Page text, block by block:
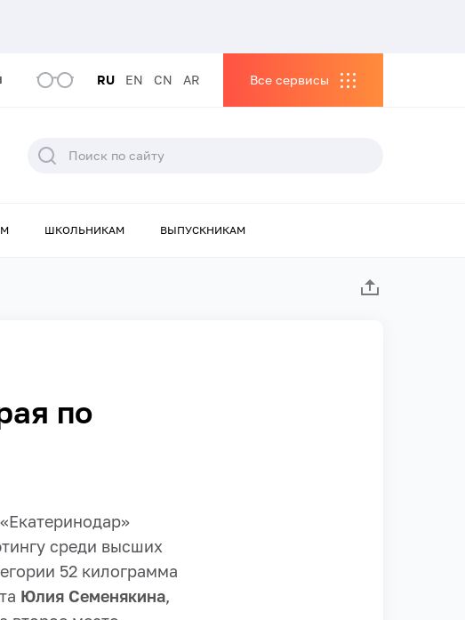
RU EN CN AR Все сервисы
ШКОЛЬНИКАМ ВЫПУСКНИКАМ
по
среди высших
52 килограмма
Юлия Семенякина,